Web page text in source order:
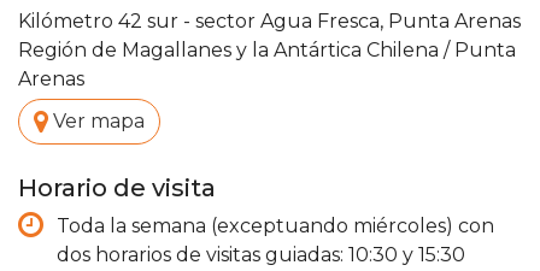
Kilómetro 42 sur - sector Agua Fresca, Punta Arenas
Región de Magallanes y la Antártica Chilena / Punta
Arenas
. Ver mapa
Horario de visita
Toda la semana (exceptuando miércoles) con
dos horarios de visitas guiadas: 10:30 y 15:30